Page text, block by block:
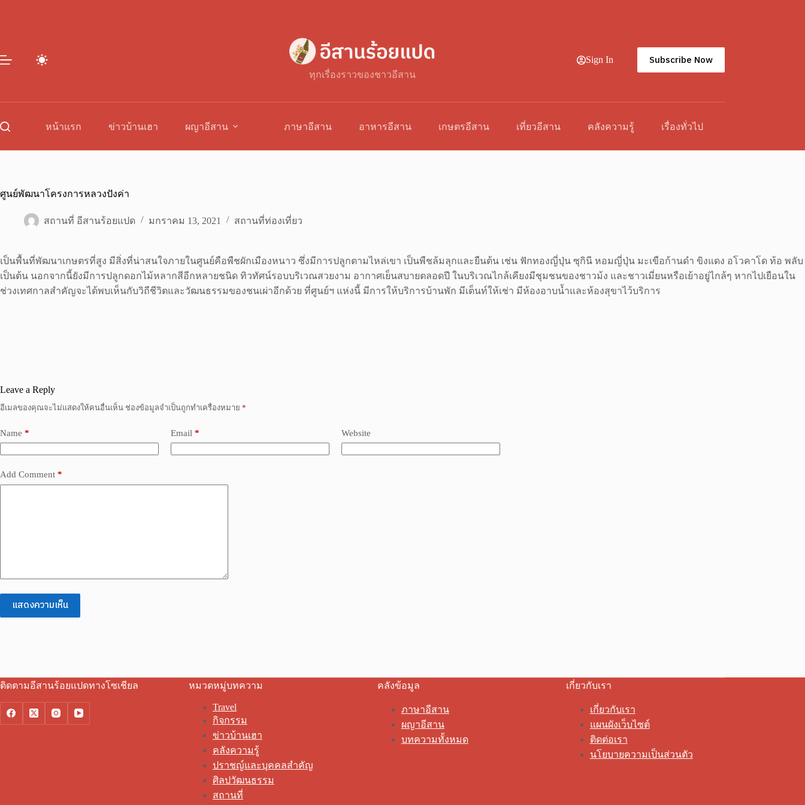
ทุกเรื่องราวของชาวอีสาน
Sign In Subscribe Now
หน้าแรก ข่าวบ้านเฮา ผญาอีสาน ภาษาอีสาน อาหารอีสาน เกษตรอีสาน เที่ยวอีสาน คลังความรู้ เรื่องทั่วไป
ศูนย์พัฒนาโครงการหลวงปังค่า
สถานที่ อีสานร้อยแปด มกราคม 13, 2021 สถานที่ท่องเที่ยว
เป็นพื้นที่พัฒนาเกษตรที่สูง มีสิ่งที่น่าสนใจภายในศูนย์คือพืชผักเมืองหนาว ซึ่งมีการปลูกตามไหล่เขา เป็นพืชล้มลุกและยืนต้น เช่น ฟักทองญี่ปุ่น ซุกินี หอมญี่ปุ่น มะเขือก้านดำ ขิงแดง อโวคาโด ท้อ พลับ
เป็นต้น นอกจากนี้ยังมีการปลูกดอกไม้หลากสีอีกหลายชนิด ทิวทัศน์รอบบริเวณสวยงาม อากาศเย็นสบายตลอดปี ในบริเวณไกล้เคียงมีชุมชนของชาวม้ง และชาวเมี่ยนหรือเย้าอยู่ไกล้ๆ หากไปเยือนใน
ช่วงเทศกาลสำคัญจะได้พบเห็นกับวิถีชีวิตและวัฒนธรรมของชนเผ่าอีกด้วย ที่ศูนย์ฯ แห่งนี้ มีการให้บริการบ้านพัก มีเต็นท์ให้เช่า มีห้องอาบน้ำและห้องสุขาไว้บริการ
Leave a Reply
อีเมลของคุณจะไม่แสดงให้คนอื่นเห็น ช่องข้อมูลจำเป็นถูกทำเครื่องหมาย *
Name * Email * Website
Add Comment *
แสดงความเห็น
ติดตามอีสานร้อยแปดทางโซเชียล หมวดหมู่บทความ
Travel
กิจกรรม
ข่าวบ้านเฮา
คลังความรู้
ปราชญ์และบุคคลสำคัญ
ศิลปวัฒนธรรม
สถานที่
คลังข้อมูล
ภาษาอีสาน
ผญาอีสาน
บทความทั้งหมด
เกี่ยวกับเรา
เกี่ยวกับเรา
แผนผังเว็บไซต์
ติดต่อเรา
นโยบายความเป็นส่วนตัว